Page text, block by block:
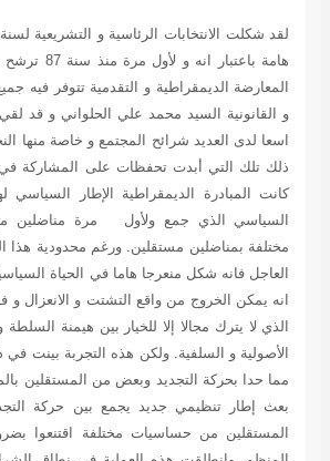
هامة باعتبار
المعارضة الديمقراطية و التقدمية تتوفر فيه
و القانونية السيد محمد علي الحلواني و قد
اسعا لدى العديد شرائح المجتمع و خاصة منها
ذلك تلك التي أبدت تحفظات على المشاركة في
كانت المبادرة الديمقراطية الإطار السياسي
السياسي الذي جمع ولأول مرة مناضلين
مختلفة بمناضلين مستقلين. ورغم محدودية هذا
العاجل فانه شكل منعرجا هاما في الحياة
انه يمكن الخروج من واقع التشتت و الانعزال و
الذي لا يترك مجالا إلا للخيار بين هيمنة
الأصولية و السلفية. ولكن هذه التجربة بينت
مما حدا بحركة التجديد وبعض من المستقلين
بعث إطار تنظيمي جديد يجمع بين حركة
المستقلين من حساسيات مختلفة اقتنعوا